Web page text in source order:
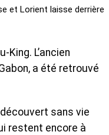
et Lorient laisse derrière
L’ancien
a été retrouvé
sans vie
restent encore à